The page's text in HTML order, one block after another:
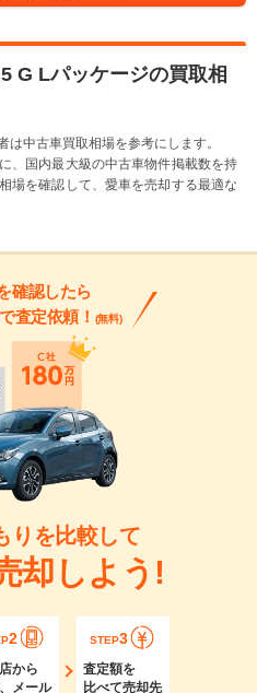
G Lパッケージの買取相
中古車買取相場を参考にします。
、国内最大級の中古車物件掲載数を持
場を確認して、愛車を売却する最適な
確認したら
査定依頼！ (無料)
りを比較して
却しよう!
2
から
メール
STEP3
査定額を
比べて売却先